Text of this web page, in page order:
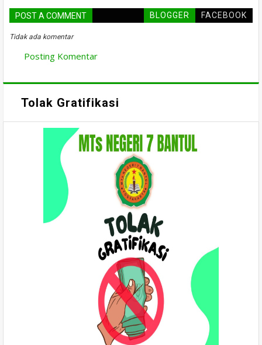
POST A COMMENT BLOGGER FACEBOOK
Tidak ada komentar
Posting Komentar
Tolak Gratifikasi